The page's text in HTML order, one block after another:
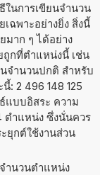
นการเขียนจำนวน
เฉพาะอย่างยิ่ง สิ่งนี้
มาก ๆ ได้อย่าง
ถูกที่ตำแหน่งนี้ เช่น
จำนวนปกติ สำหรับ
: 2 496 148 125
แบบอิสระ ความ
ตำแหน่ง ซึ่งนั่นควร
ยุกต์ใช้งานส่วน
ำนวนตำแหน่ง